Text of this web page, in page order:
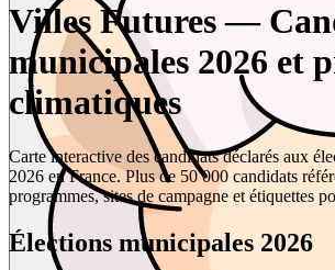
Villes Futures —
municipales 2026 et
climatiques
Carte interactive des candidats déclarés aux
2026 en France. Plus de 50 000 candidats
programmes, sites de campagne et étiquettes
Élections municipales 2026